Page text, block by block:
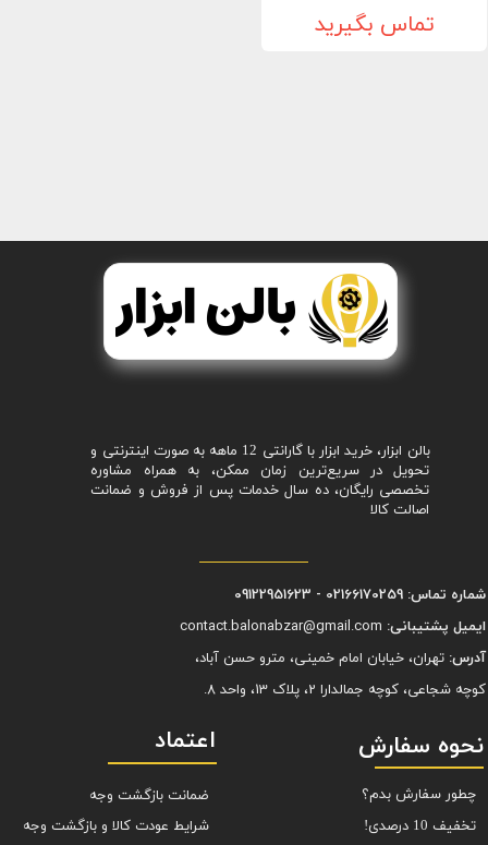
تماس بگیرید
بالن ابزار، خرید ابزار با گارانتی 12 ماهه به صورت اینترنتی و
تحویل در سریع‌ترین زمان ممکن، به همراه مشاوره
تخصصی رایگان، ده سال خدمات پس از فروش و ضمانت
اصالت کالا
شماره تماس: 02166170259 - 09122951623
ایمیل پشتیبانی:
آدرس: تهران، خیابان امام خمینی، مترو حسن آباد،
کوچه شجاعی، کوچه جمالدارا 2، پلاک 13، واحد 8.
نحوه سفارش
چطور سفارش بدم؟
تخفیف 10 درصدی!
اعتماد
ضمانت بازگشت وجه
شرایط عودت کالا و بازگشت وجه